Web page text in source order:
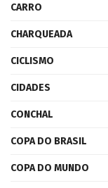
CARRO
CHARQUEADA
CICLISMO
CIDADES
CONCHAL
COPA DO BRASIL
COPA DO MUNDO